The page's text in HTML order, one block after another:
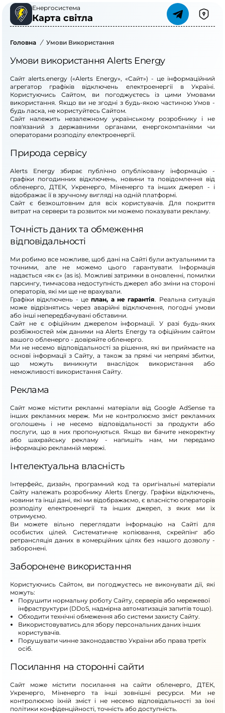
Енергосистема
Карта світла
Головна / Умови Використання
Умови використання Alerts Energy
Сайт alerts.energy («Alerts Energy», «Сайт») - це інформаційний
агрегатор графіків відключень електроенергії в Україні.
Користуючись Сайтом, ви погоджуєтесь із цими Умовами
використання. Якщо ви не згодні з будь-якою частиною Умов -
будь ласка, не користуйтесь Сайтом.
Сайт належить незалежному українському розробнику і не
пов'язаний з державними органами, енергокомпаніями чи
операторами розподілу електроенергії.
Природа сервісу
Alerts Energy збирає публічно опубліковану інформацію -
графіки погодинних відключень, новини та повідомлення від
обленерго, ДТЕК, Укренерго, Міненерго та інших джерел - і
відображає її в зручному вигляді на одній платформі.
Сайт є безкоштовним для всіх користувачів. Для покриття
витрат на сервери та розвиток ми можемо показувати рекламу.
Точність даних та обмеження
відповідальності
Ми робимо все можливе, щоб дані на Сайті були актуальними та
точними, але не можемо цього гарантувати. Інформація
надається «як є» (as is). Можливі затримки в оновленні, помилки
парсингу, тимчасова недоступність джерел або зміни на стороні
операторів, які ми ще не врахували.
Графіки відключень - цеплан, а не гарантія. Реальна ситуація
може відрізнятись через аварійні відключення, погодні умови
або інші непередбачувані обставини.
Сайт не є офіційним джерелом інформації. У разі будь-яких
розбіжностей між даними на Alerts Energy та офіційним сайтом
вашого обленерго - довіряйте обленерго.
Ми не несемо відповідальності за рішення, які ви приймаєте на
основі інформації з Сайту, а також за прямі чи непрямі збитки,
що можуть виникнути внаслідок використання або
неможливості використання Сайту.
Реклама
Сайт може містити рекламні матеріали від Google AdSense та
інших рекламних мереж. Ми не контролюємо зміст рекламних
оголошень і не несемо відповідальності за продукти або
послуги, що в них пропонуються. Якщо ви бачите некоректну
або шахрайську рекламу - напишіть нам, ми передамо
інформацію рекламній мережі.
Інтелектуальна власність
Інтерфейс, дизайн, програмний код та оригінальні матеріали
Сайту належать розробнику Alerts Energy. Графіки відключень,
новини та інші дані, які ми відображаємо, є власністю операторів
розподілу електроенергії та інших джерел, з яких ми їх
отримуємо.
Ви можете вільно переглядати інформацію на Сайті для
особистих цілей. Систематичне копіювання, скрейпінг або
ретрансляція даних в комерційних цілях без нашого дозволу -
заборонені.
Заборонене використання
Користуючись Сайтом, ви погоджуєтесь не виконувати дії, які
можуть:
Порушити нормальну роботу Сайту, серверів або мережевої
інфраструктури (DDoS, надмірна автоматизація запитів тощо).
Обходити технічні обмеження або системи захисту Сайту.
Використовуватись для збору персональних даних інших
користувачів.
Порушувати чинне законодавство України або права третіх
осіб.
Посилання на сторонні сайти
Сайт може містити посилання на сайти обленерго, ДТЕК,
Укренерго, Міненерго та інші зовнішні ресурси. Ми не
контролюємо їхній зміст і не несемо відповідальності за їхні
політики конфіденційності, точність або доступність.